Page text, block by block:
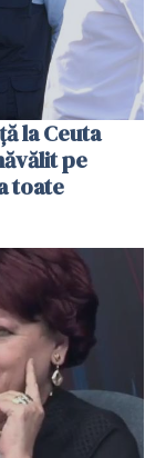
la Ceuta
pe
toate